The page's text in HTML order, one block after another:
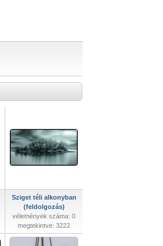
Sziget téli alkonyban
(feldolgozás)
vélemények száma: 0
megtekintve: 3222